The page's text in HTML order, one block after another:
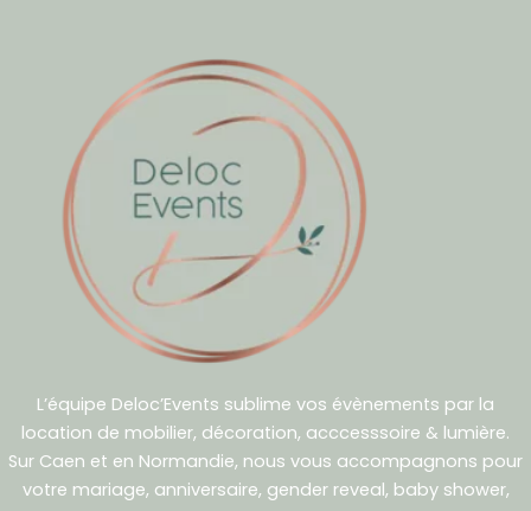
L’équipe Deloc’Events sublime vos évènements par la
location de mobilier, décoration, acccesssoire & lumière.
Sur Caen et en Normandie, nous vous accompagnons pour
votre mariage, anniversaire, gender reveal, baby shower,